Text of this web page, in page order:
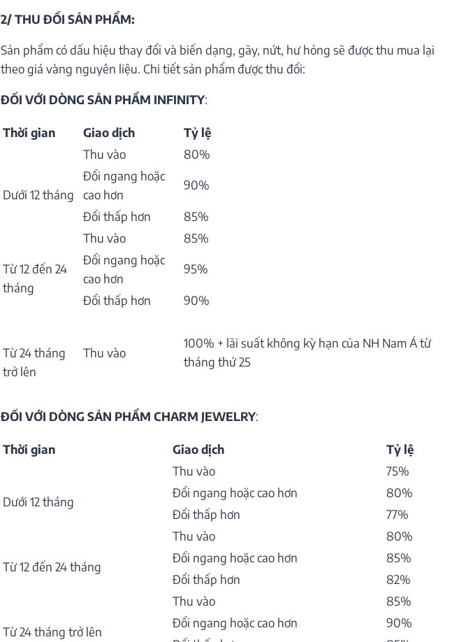
2/ THU ĐỔI SẢN PHẨM:
Sản phẩm có dấu hiệu thay đổi và biến dạng, gãy, nứt, hư hỏng sẽ được thu mua lại
theo giá vàng nguyên liệu. Chi tiết sản phẩm được thu đổi:
ĐỐI VỚI DÒNG SẢN PHẨM INFINITY:
Thời gian Giao dịch Tỷ lệ
Dưới 12 tháng
Thu vào
80%
Đổi ngang hoặc
cao hơn
90%
Đổi thấp hơn 85%
Từ 12 đến 24
tháng
Thu vào
85%
Đổi ngang hoặc
cao hơn
95%
Đổi thấp hơn 90%
Từ 24 tháng
trở lên
Thu vào
100% + lãi suất không kỳ hạn của NH Nam Á từ
tháng thứ 25
ĐỐI VỚI DÒNG SẢN PHẨM CHARM JEWELRY:
Thời gian Giao dịch Tỷ lệ
Dưới 12 tháng
Thu vào
75%
Đổi ngang hoặc cao hơn
80%
Đổi thấp hơn
77%
Từ 12 đến 24 tháng
Thu vào
80%
Đổi ngang hoặc cao hơn
85%
Đổi thấp hơn
82%
Từ 24 tháng trở lên
Thu vào
85%
Đổi ngang hoặc cao hơn
90%